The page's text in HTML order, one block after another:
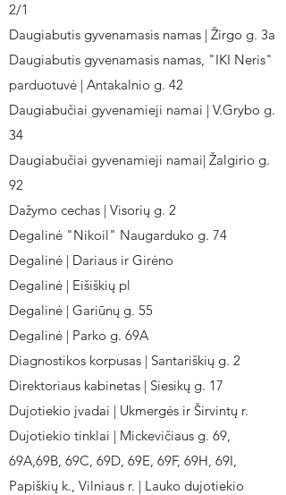
2/1
Daugiabutis gyvenamasis namas | Žirgo g. 3a
Daugiabutis gyvenamasis namas, "IKI Neris"
parduotuvė | Antakalnio g. 42
Daugiabučiai gyvenamieji namai | V.Grybo g.
34
Daugiabučiai gyvenamieji namai| Žalgirio g.
92
Dažymo cechas | Visorių g. 2
Degalinė "Nikoil" Naugarduko g. 74
Degalinė | Dariaus ir Girėno
Degalinė | Eišiškių pl
Degalinė | Gariūnų g. 55
Degalinė | Parko g. 69A
Diagnostikos korpusas | Santariškių g. 2
Direktoriaus kabinetas | Siesikų g. 17
Dujotiekio įvadai | Ukmergės ir Širvintų r.
Dujotiekio tinklai | Mickevičiaus g. 69,
69A,69B, 69C, 69D, 69E, 69F, 69H, 69I,
Papiškių k., Vilniaus r. | Lauko dujotiekio